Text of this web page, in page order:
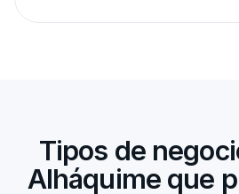
Tipos de
Alháquime que